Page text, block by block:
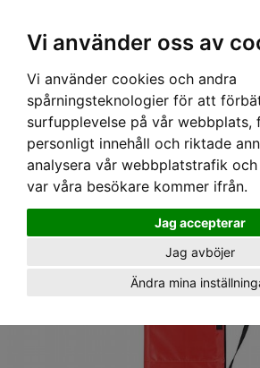
Vi använder oss av
Vi använder cookies och andra
spårningsteknologier för att
surfupplevelse på vår webbplats,
personligt innehåll och riktade
analysera vår webbplatstrafik
var våra besökare kommer ifrån.
Jag accepterar
Jag avböjer
Ändra mina
Hem›Utrustning›Bårar› Förvaringsväska